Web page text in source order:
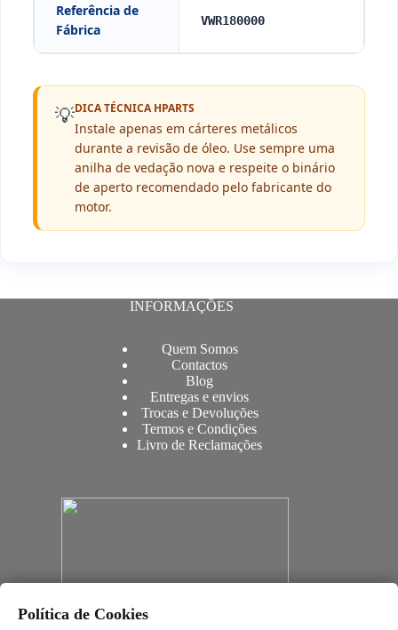
Referência de
Fábrica
VWR180000
💡DICA TÉCNICA HPARTS
Instale apenas em cárteres metálicos
durante a revisão de óleo. Use sempre uma
anilha de vedação nova e respeite o binário
de aperto recomendado pelo fabricante do
motor.
INFORMAÇÕES
Quem Somos
Contactos
Blog
Entregas e envios
Trocas e Devoluções
Termos e Condições
Livro de Reclamações
Política de Cookies